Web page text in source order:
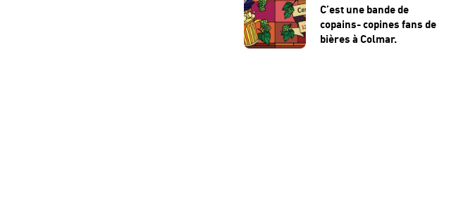
C’est une bande de
copains- copines fans de
bières à Colmar.